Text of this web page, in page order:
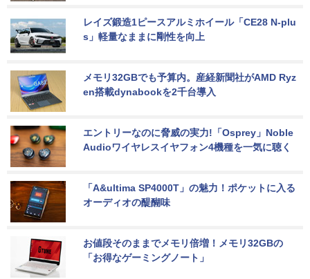
レイズ鍛造1ピースアルミホイール「CE28 N-plu
s」軽量なままに剛性を向上
メモリ32GBでも予算内。産経新聞社がAMD Ryz
en搭載dynabookを2千台導入
エントリーなのに脅威の実力!「Osprey」Noble
Audioワイヤレスイヤフォン4機種を一気に聴く
「A&ultima SP4000T」の魅力！ポケットに入る
オーディオの醍醐味
お値段そのままでメモリ倍増！メモリ32GBの
「お得なゲーミングノート」